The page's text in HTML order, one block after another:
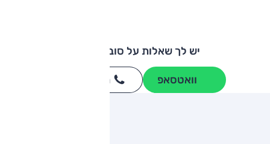
יש לך שאלות על סובארו B3?
וואטסאפ חייגו
מותגים מתחרים